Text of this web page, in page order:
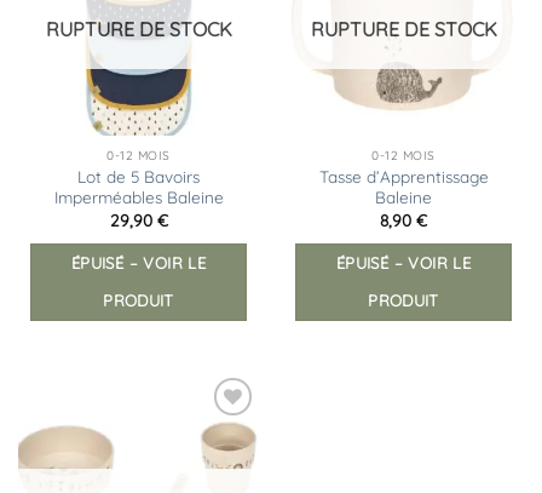
RUPTURE DE STOCK
0-12 MOIS
Lot de 5 Bavoirs
Imperméables Baleine
29,90 €
ÉPUISÉ – VOIR LE
PRODUIT
RUPTURE DE STOCK
0-12 MOIS
Tasse d’Apprentissage
Baleine
8,90 €
ÉPUISÉ – VOIR LE
PRODUIT
Ajouter
à la
liste